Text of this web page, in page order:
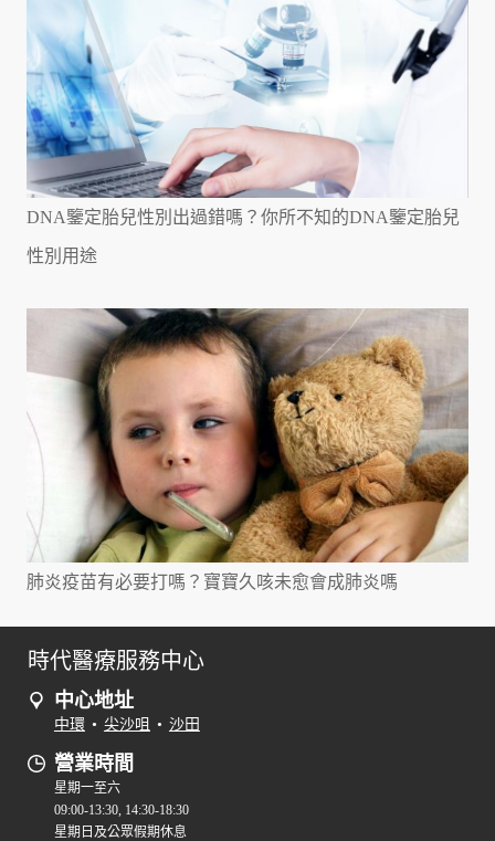
DNA鑒定胎兒性別出過錯嗎？你所不知的DNA鑒定胎兒
性別用途
肺炎疫苗有必要打嗎？寶寶久咳未愈會成肺炎嗎
時代醫療服務中心
中心地址
中環 • 尖沙咀 • 沙田
營業時間
星期一至六
09:00-13:30, 14:30-18:30
星期日及公眾假期休息